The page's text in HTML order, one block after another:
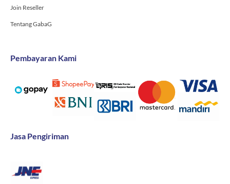
Join Reseller
Tentang GabaG
Pembayaran Kami
Jasa Pengiriman